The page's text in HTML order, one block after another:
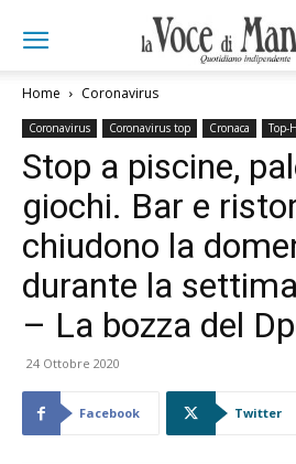
Home Coronavirus
Coronavirus Coronavirus top Cronaca Top-
Stop a piscine,
giochi. Bar e
chiudono la
durante la
– La bozza del
24 Ottobre 2020
Facebook Twitter